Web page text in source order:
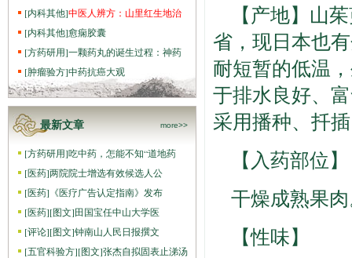
[内科其他]中医人辨方：山里红生地治
[内科其他]愈痫胶囊
[方药研用]一颗药丸的诞生过程：神药
[肿瘤验方]中药抗癌大观
最新文章 more>>
[方药研用]吃中药，怎能不知“道地药
[医药]两院院士增选有效候选人公
[医药] 《医疗广告认定指南》发布
[医药][图文]田国宝任中山大学医
[评论][图文]钟南山人民日报撰文
[五官科验方][图文]张杰自拟固表止涕汤
【产地】山
省，现日本也
耐短暂的低温
于排水良好、
采用播种、扦
【入药部位】
干燥成熟果
【性味】